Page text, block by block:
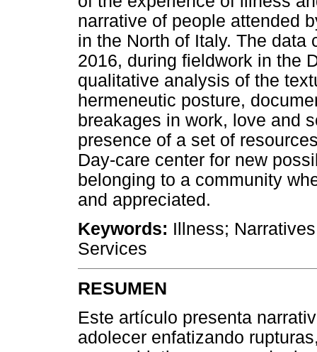
narrative of people attended
in the North of Italy. The
2016, during fieldwork in the
qualitative analysis of the
hermeneutic posture,
breakages in work, love and
presence of a set of
Day-care center for new
belonging to a community
and appreciated.
Keywords: Illness;
Services
RESUMEN
Este artículo presenta
adolecer enfatizando